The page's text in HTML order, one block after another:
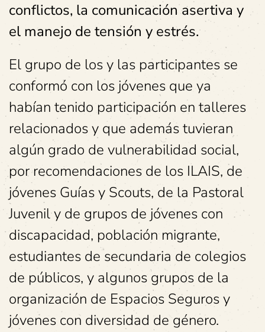
conflictos, la comunicación asertiva y
el manejo de tensión y estrés.
El grupo de los y las participantes se
conformó con los jóvenes que ya
habían tenido participación en talleres
relacionados y que además tuvieran
algún grado de vulnerabilidad social,
por recomendaciones de los ILAIS, de
jóvenes Guías y Scouts, de la Pastoral
Juvenil y de grupos de jóvenes con
discapacidad, población migrante,
estudiantes de secundaria de colegios
de públicos, y algunos grupos de la
organización de Espacios Seguros y
jóvenes con diversidad de género.